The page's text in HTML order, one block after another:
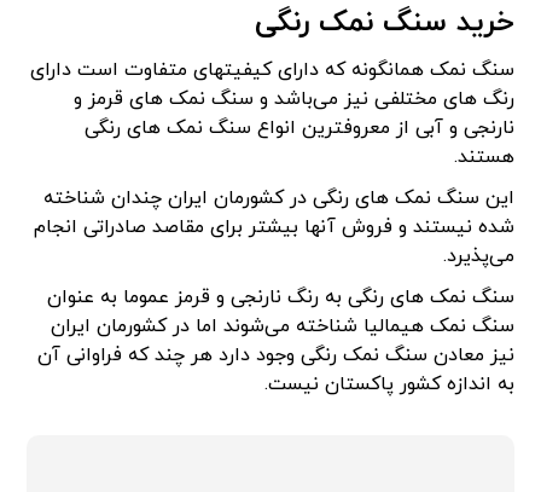
خرید سنگ نمک رنگی
سنگ نمک همانگونه که دارای کیفیتهای متفاوت است دارای
رنگ های مختلفی نیز می‌باشد و سنگ نمک های قرمز و
نارنجی و آبی از معروفترین انواع سنگ نمک های رنگی
هستند.
این سنگ نمک های رنگی در کشورمان ایران چندان شناخته
شده نیستند و فروش آنها بیشتر برای مقاصد صادراتی انجام
می‌پذیرد.
سنگ نمک های رنگی به رنگ نارنجی و قرمز عموما به عنوان
سنگ نمک هیمالیا شناخته می‌شوند اما در کشورمان ایران
نیز معادن سنگ نمک رنگی وجود دارد هر چند که فراوانی آن
به اندازه کشور پاکستان نیست.